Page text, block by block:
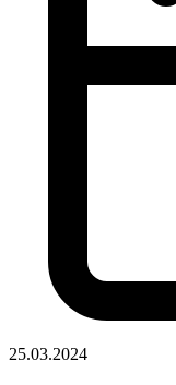
25.03.2024